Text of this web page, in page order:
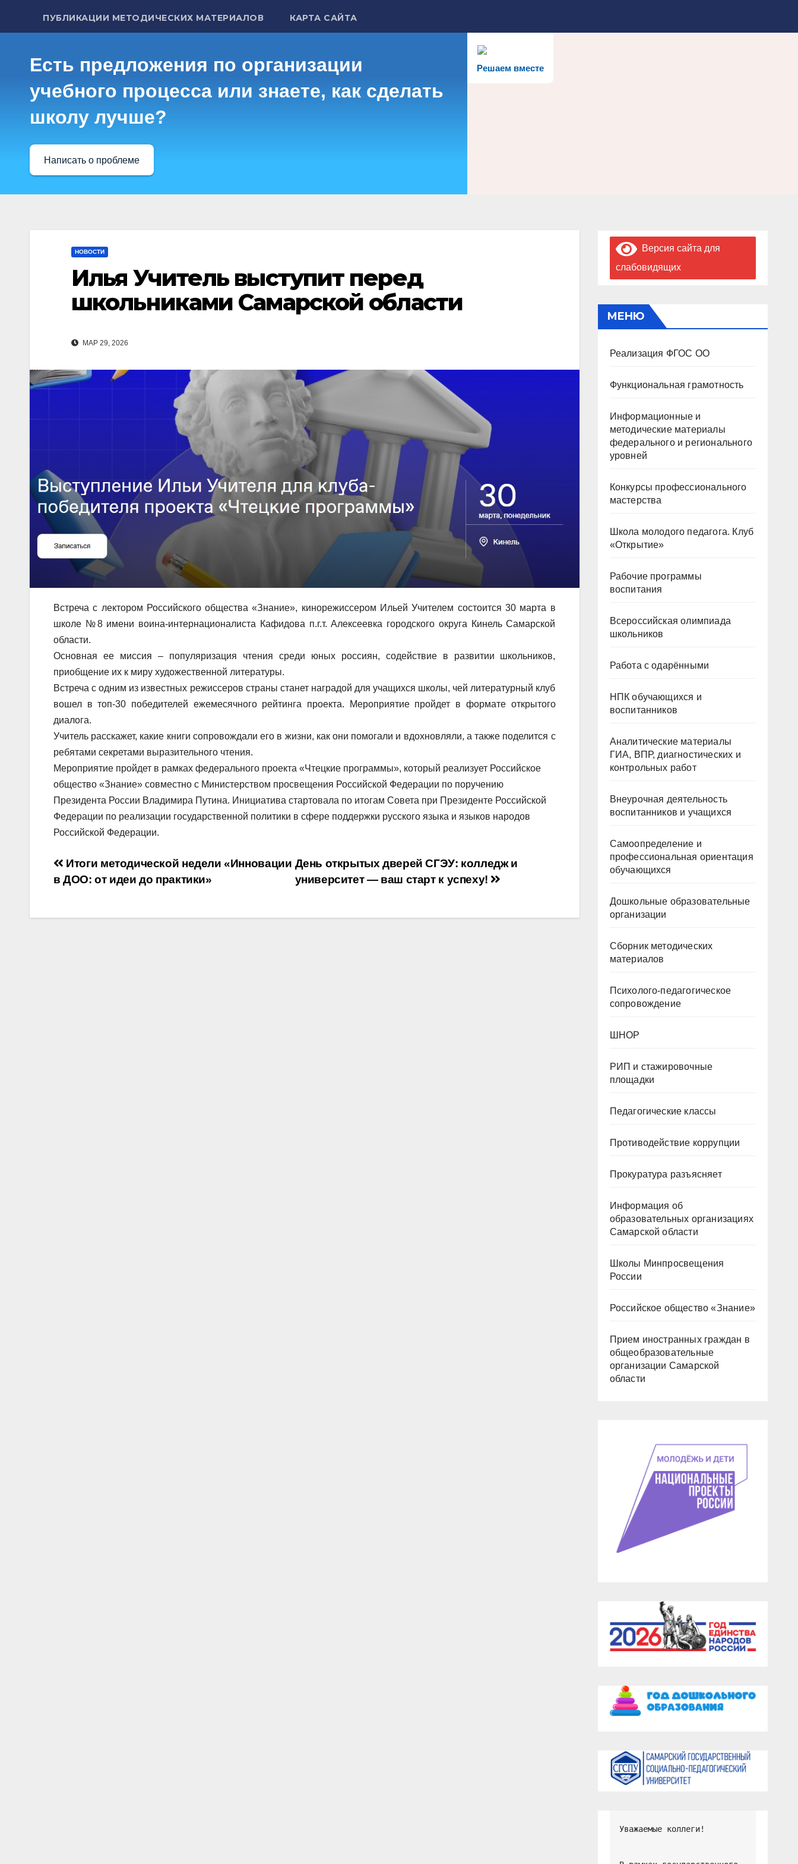
ПУБЛИКАЦИИ МЕТОДИЧЕСКИХ МАТЕРИАЛОВ КАРТА САЙТА
Решаем вместе
Есть предложения по организации
учебного процесса или знаете, как сделать
школу лучше?
Написать о проблеме
НОВОСТИ
Илья Учитель выступит перед
школьниками Самарской области
МАР 29, 2026
Встреча с лектором Российского общества «Знание», кинорежиссером Ильей Учителем состоится 30 марта в
школе №8 имени воина-интернационалиста Кафидова п.г.т. Алексеевка городского округа Кинель Самарской
области.
Основная ее миссия – популяризация чтения среди юных россиян, содействие в развитии школьников,
приобщение их к миру художественной литературы.
Встреча с одним из известных режиссеров страны станет наградой для учащихся школы, чей литературный клуб
вошел в топ-30 победителей ежемесячного рейтинга проекта. Мероприятие пройдет в формате открытого
диалога.
Учитель расскажет, какие книги сопровождали его в жизни, как они помогали и вдохновляли, а также поделится с
ребятами секретами выразительного чтения.
Мероприятие пройдет в рамках федерального проекта «Чтецкие программы», который реализует Российское
общество «Знание» совместно с Министерством просвещения Российской Федерации по поручению
Президента России Владимира Путина. Инициатива стартовала по итогам Совета при Президенте Российской
Федерации по реализации государственной политики в сфере поддержки русского языка и языков народов
Российской Федерации.
Навигация
по
записям
День открытых дверей СГЭУ: колледж и
университет — ваш старт к успеху!
Итоги методической недели «Инновации
в ДОО: от идеи до практики»
Версия сайта для
слабовидящих
МЕНЮ
Реализация ФГОС ОО
Функциональная грамотность
Информационные и
методические материалы
федерального и регионального
уровней
Конкурсы профессионального
мастерства
Школа молодого педагога. Клуб
«Открытие»
Рабочие программы
воспитания
Всероссийская олимпиада
школьников
Работа с одарёнными
НПК обучающихся и
воспитанников
Аналитические материалы
ГИА, ВПР, диагностических и
контрольных работ
Внеурочная деятельность
воспитанников и учащихся
Самоопределение и
профессиональная ориентация
обучающихся
Дошкольные образовательные
организации
Сборник методических
материалов
Психолого-педагогическое
сопровождение
ШНОР
РИП и стажировочные
площадки
Педагогические классы
Противодействие коррупции
Прокуратура разъясняет
Информация об
образовательных организациях
Самарской области
Школы Минпросвещения
России
Российское общество «Знание»
Прием иностранных граждан в
общеобразовательные
организации Самарской
области
Уважаемые коллеги!